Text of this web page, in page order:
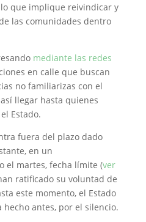
que implique reivindicar y
las comunidades dentro
mediante las redes
en calle que buscan
no familiarizas con el
llegar hasta quienes
Estado.
fuera del plazo dado
en un
el martes, fecha límite (ver
ratificado su voluntad de
este momento, el Estado
hecho antes, por el silencio.